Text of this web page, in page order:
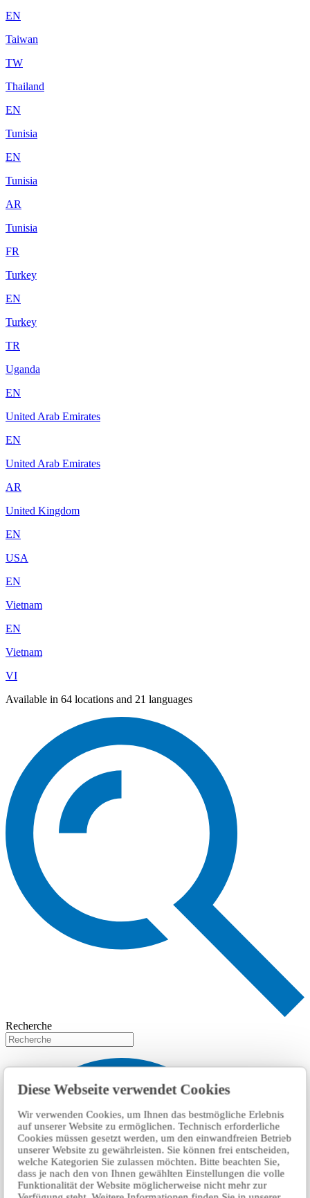
Diese Webseite verwendet Cookies
Wir verwenden Cookies, um Ihnen das bestmögliche Erlebnis
auf unserer Website zu ermöglichen. Technisch erforderliche
Cookies müssen gesetzt werden, um den einwandfreien Betrieb
unserer Website zu gewährleisten. Sie können frei entscheiden,
welche Kategorien Sie zulassen möchten. Bitte beachten Sie,
dass je nach den von Ihnen gewählten Einstellungen die volle
Funktionalität der Website möglicherweise nicht mehr zur
EN
Taiwan
TW
Thailand
EN
Tunisia
EN
Tunisia
AR
Tunisia
FR
Turkey
EN
Turkey
TR
Uganda
EN
United Arab Emirates
EN
United Arab Emirates
AR
United Kingdom
EN
USA
EN
Vietnam
EN
Vietnam
VI
Available in 64 locations and 21 languages
Recherche